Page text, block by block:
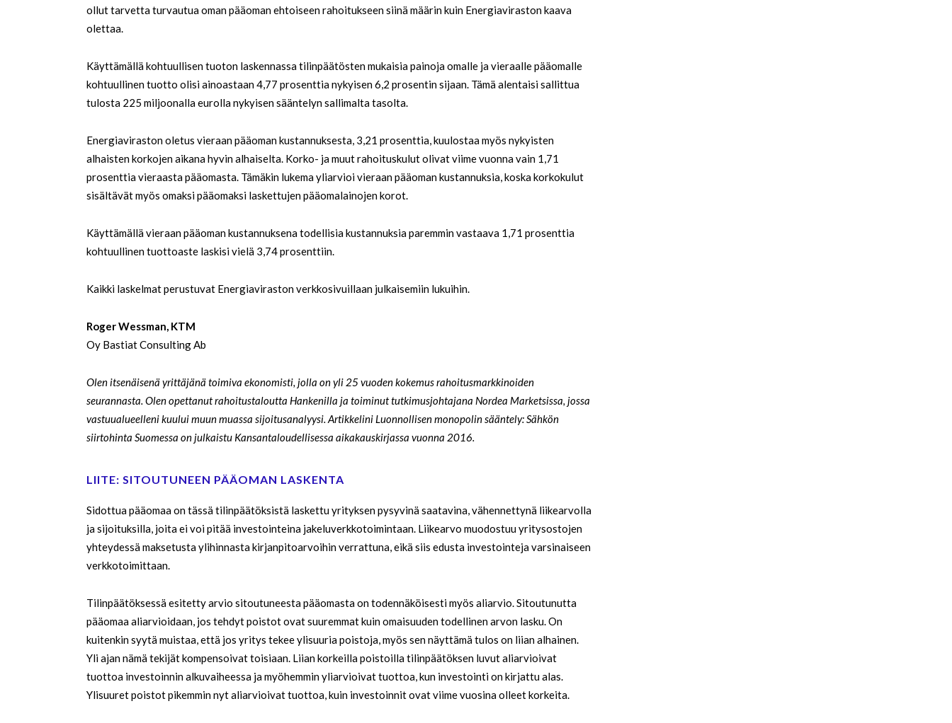
ollut tarvetta turvautua oman pääoman ehtoiseen rahoitukseen siinä määrin kuin Energiaviraston kaava
olettaa.
Käyttämällä kohtuullisen tuoton laskennassa tilinpäätösten mukaisia painoja omalle ja vieraalle pääomalle
kohtuullinen tuotto olisi ainoastaan 4,77 prosenttia nykyisen 6,2 prosentin sijaan. Tämä alentaisi sallittua
tulosta 225 miljoonalla eurolla nykyisen sääntelyn sallimalta tasolta.
Energiaviraston oletus vieraan pääoman kustannuksesta, 3,21 prosenttia, kuulostaa myös nykyisten
alhaisten korkojen aikana hyvin alhaiselta. Korko- ja muut rahoituskulut olivat viime vuonna vain 1,71
prosenttia vieraasta pääomasta. Tämäkin lukema yliarvioi vieraan pääoman kustannuksia, koska korkokulut
sisältävät myös omaksi pääomaksi laskettujen pääomalainojen korot.
Käyttämällä vieraan pääoman kustannuksena todellisia kustannuksia paremmin vastaava 1,71 prosenttia
kohtuullinen tuottoaste laskisi vielä 3,74 prosenttiin.
Kaikki laskelmat perustuvat Energiaviraston verkkosivuillaan julkaisemiin lukuihin.
Roger Wessman, KTM
Oy Bastiat Consulting Ab
Olen itsenäisenä yrittäjänä toimiva ekonomisti, jolla on yli 25 vuoden kokemus rahoitusmarkkinoiden
seurannasta. Olen opettanut rahoitustaloutta Hankenilla ja toiminut tutkimusjohtajana Nordea Marketsissa, jossa
vastuualueelleni kuului muun muassa sijoitusanalyysi. Artikkelini Luonnollisen monopolin sääntely: Sähkön
siirtohinta Suomessa on julkaistu Kansantaloudellisessa aikakauskirjassa vuonna 2016.
LIITE: SITOUTUNEEN PÄÄOMAN LASKENTA
Sidottua pääomaa on tässä tilinpäätöksistä laskettu yrityksen pysyvinä saatavina, vähennettynä liikearvolla
ja sijoituksilla, joita ei voi pitää investointeina jakeluverkkotoimintaan. Liikearvo muodostuu yritysostojen
yhteydessä maksetusta ylihinnasta kirjanpitoarvoihin verrattuna, eikä siis edusta investointeja varsinaiseen
verkkotoimittaan.
Tilinpäätöksessä esitetty arvio sitoutuneesta pääomasta on todennäköisesti myös aliarvio. Sitoutunutta
pääomaa aliarvioidaan, jos tehdyt poistot ovat suuremmat kuin omaisuuden todellinen arvon lasku. On
kuitenkin syytä muistaa, että jos yritys tekee ylisuuria poistoja, myös sen näyttämä tulos on liian alhainen.
Yli ajan nämä tekijät kompensoivat toisiaan. Liian korkeilla poistoilla tilinpäätöksen luvut aliarvioivat
tuottoa investoinnin alkuvaiheessa ja myöhemmin yliarvioivat tuottoa, kun investointi on kirjattu alas.
Ylisuuret poistot pikemmin nyt aliarvioivat tuottoa, kuin investoinnit ovat viime vuosina olleet korkeita.